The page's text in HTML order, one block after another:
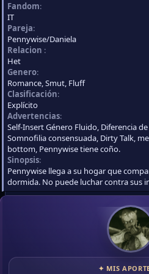
Fandom
IT
Pareja
Pennywise/Daniela
Relacion
Het
Genero
Romance Smut Fluff
Clasificación
Explícito
Advertencias
Self-Insert Género Fluido, Diferencia
Somnofilia consensuada, Dirty Talk,
bottom, Pennywise tiene coño.
Sinopsis
Pennywise llega a su hogar que
dormida. No puede luchar contra sus
✦ MIS